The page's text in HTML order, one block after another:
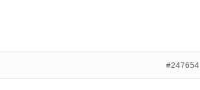
#247654